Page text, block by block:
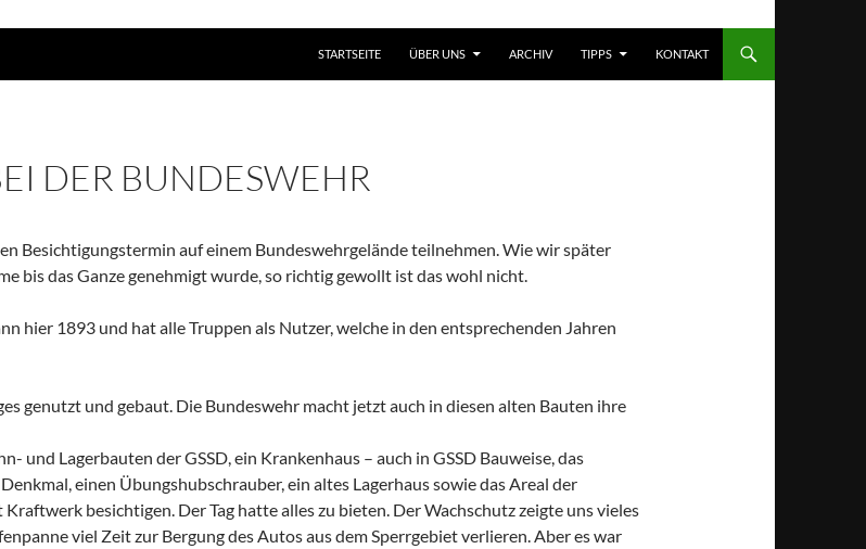
STARTSEITE
ÜBER UNS ARCHIV TIPPS KONTAKT
DER BUNDESWEHR
Besichtigungstermin auf einem Bundeswehrgelände teilnehmen. Wie wir später
bis das Ganze genehmigt wurde, so richtig gewollt ist das wohl nicht.
hier 1893 und hat alle Truppen als Nutzer, welche in den entsprechenden Jahren
genutzt und gebaut. Die Bundeswehr macht jetzt auch in diesen alten Bauten ihre
und Lagerbauten der GSSD, ein Krankenhaus – auch in GSSD Bauweise, das
einen Übungshubschrauber, ein altes Lagerhaus sowie das Areal der
Kraftwerk besichtigen. Der Tag hatte alles zu bieten. Der Wachschutz zeigte uns vieles
viel Zeit zur Bergung des Autos aus dem Sperrgebiet verlieren. Aber es war